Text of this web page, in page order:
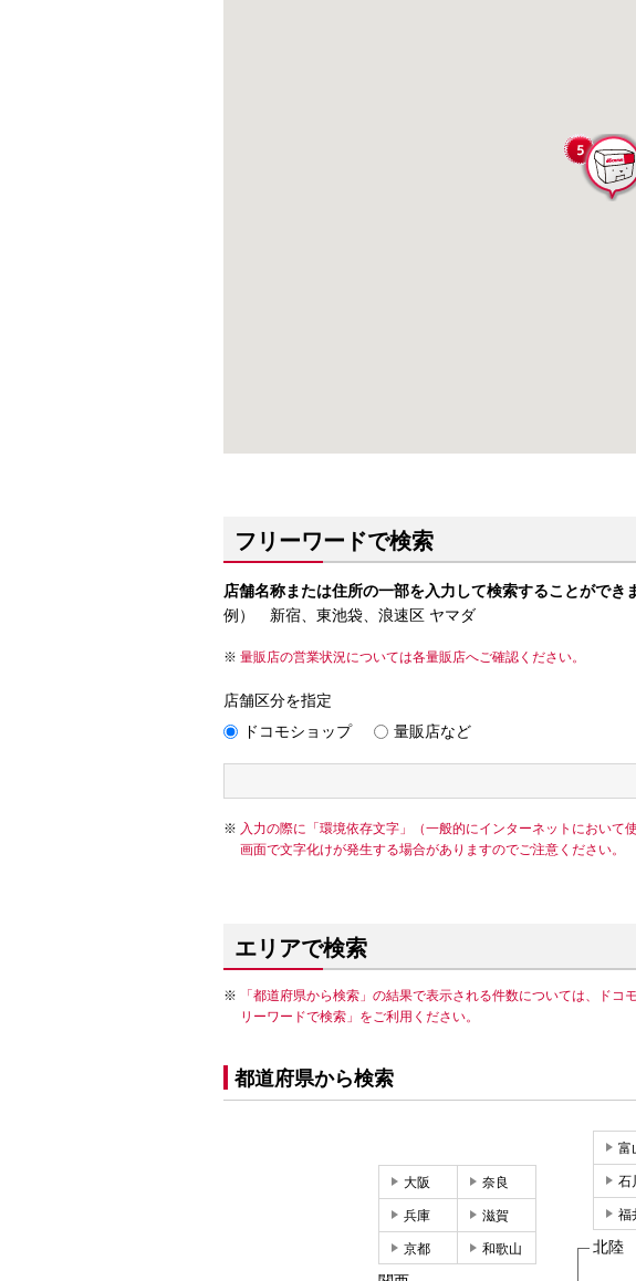
フリーワードで検索
店舗名称または住所の一部を入力して検索することができ
例） 新宿、東池袋、浪速区 ヤマダ
量販店の営業状況については各量販店へご確認ください。
店舗区分を指定
ドコモショップ
量販店など
入力の際に「環境依存文字」（一般的にインターネットにおい
画面で文字化けが発生する場合がありますのでご注意ください。
エリアで検索
「都道府県から検索」の結果で表示される件数については、ド
リーワードで検索」をご利用ください。
都道府県から検索
富
石
福
北陸
大阪 奈良
兵庫 滋賀
京都 和歌山